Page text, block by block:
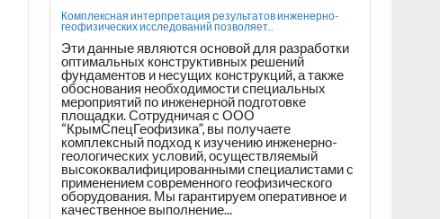
Комплексная интерпретация результатов инженерно-
геофизических исследований позволяет..
Эти данные являются основой для разработки
оптимальных конструктивных решений
фундаментов и несущих конструкций, а также
обоснования необходимости специальных
мероприятий по инженерной подготовке
площадки. Сотрудничая с ООО
“КрымСпецГеофизика”, вы получаете
комплексный подход к изучению инженерно-
геологических условий, осуществляемый
высококвалифицированными специалистами с
применением современного геофизического
оборудования. Мы гарантируем оперативное и
качественное выполнение...